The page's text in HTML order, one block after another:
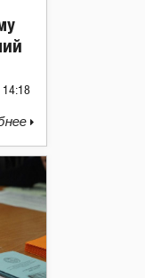
14:18